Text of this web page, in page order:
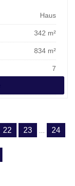
Haus
342 m²
834 m²
7
22 23 24